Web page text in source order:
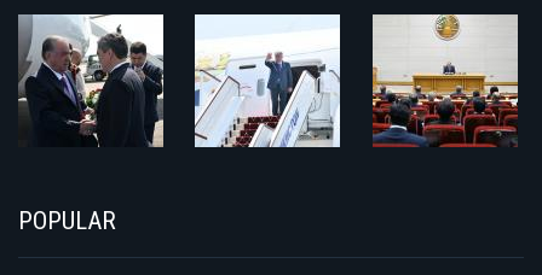
POPULAR